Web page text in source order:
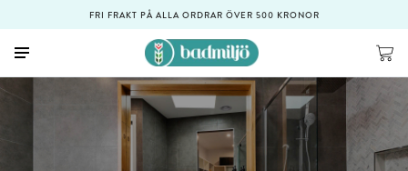
FRI FRAKT PÅ ALLA ORDRAR ÖVER 500 KRONOR